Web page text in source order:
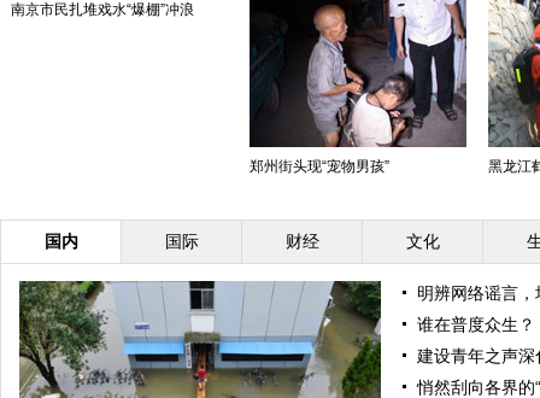
南京市民扎堆戏水“爆棚”冲浪
郑州街头现“宠物男孩” 黑龙江
国内 国际 财经 文化
明辨网络谣言
谁在普度众生？
建设青年之声深
悄然刮向各界的